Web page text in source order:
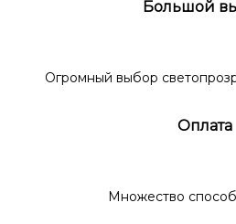
Большой
Огромный выбор
Оплата
Множество